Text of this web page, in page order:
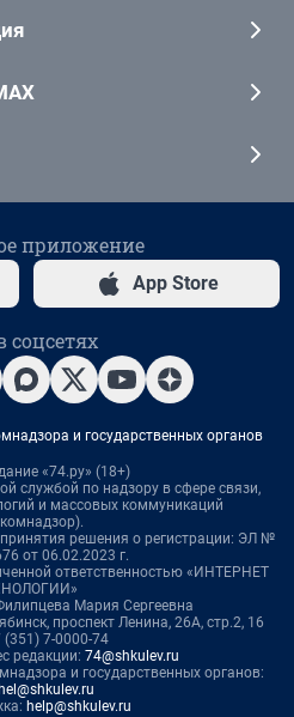
приложение
App Store
и государственных органов
«74.ру» (18+)
службой по надзору в сфере связи,
и массовых коммуникаций
решения о регистрации: ЭЛ №
от 06.02.2023 г.
ответственностью «ИНТЕРНЕТ
Мария Сергеевна
проспект Ленина, 26А, стр.2, 16
(351) 7-0000-74
редакции: 74@shkulev.ru
и государственных органов:
help@shkulev.ru